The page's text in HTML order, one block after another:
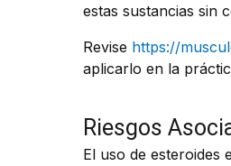
estas sustancias sin
Revise https://
aplicarlo en la
Riesgos
El uso de esteroides